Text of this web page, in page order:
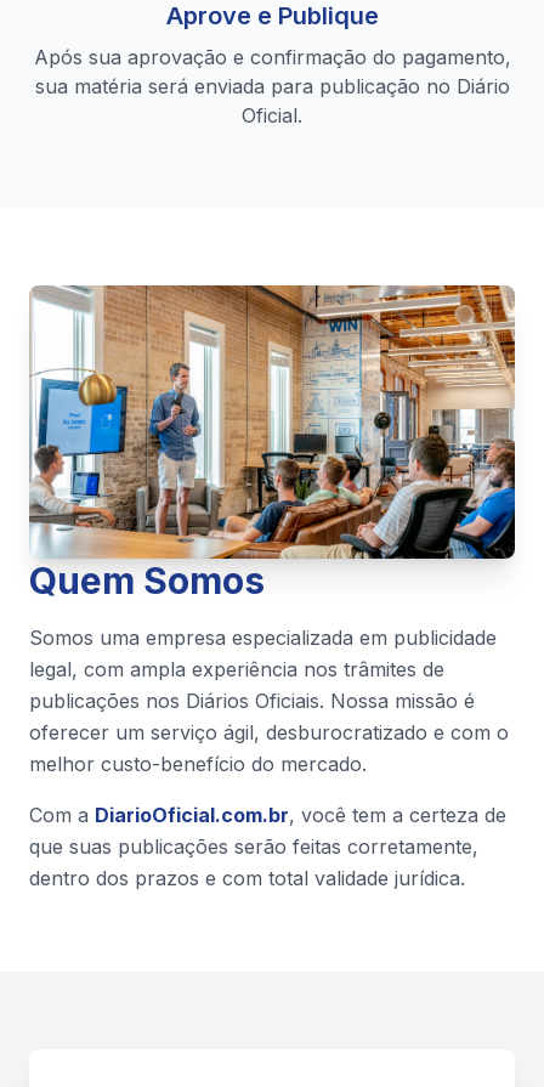
Aprove e Publique
Após sua aprovação e confirmação do pagamento,
sua matéria será enviada para publicação no Diário
Oficial.
Quem Somos
Somos uma empresa especializada em publicidade
legal, com ampla experiência nos trâmites de
publicações nos Diários Oficiais. Nossa missão é
oferecer um serviço ágil, desburocratizado e com o
melhor custo-benefício do mercado.
Com a DiarioOficial.com.br, você tem a certeza de
que suas publicações serão feitas corretamente,
dentro dos prazos e com total validade jurídica.